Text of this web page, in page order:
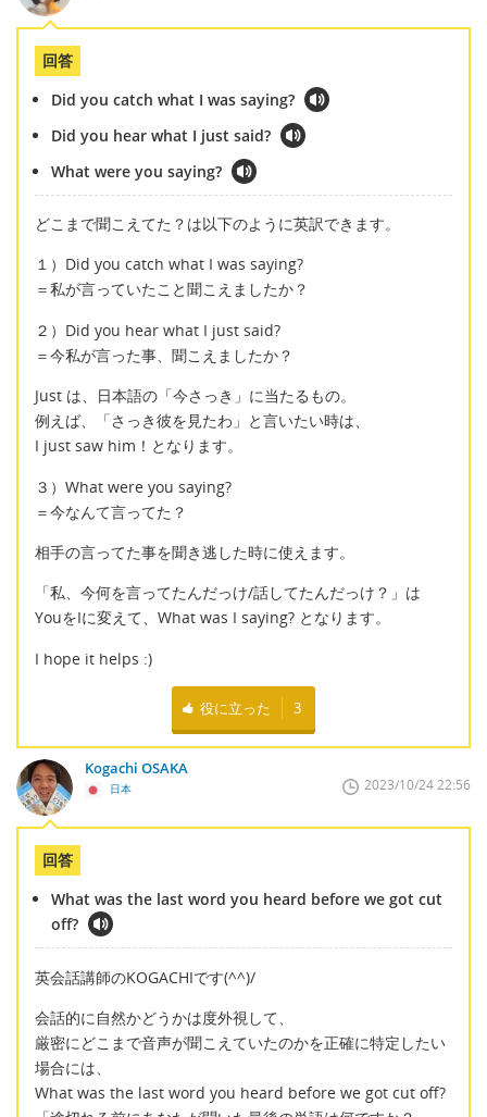
回答
Did you catch what I was saying?
Did you hear what I just said?
What were you saying?
どこまで聞こえてた？は以下のように英訳できます。
１）Did you catch what I was saying?
＝私が言っていたこと聞こえましたか？
２）Did you hear what I just said?
＝今私が言った事、聞こえましたか？
Just は、日本語の「今さっき」に当たるもの。
例えば、「さっき彼を見たわ」と言いたい時は、
I just saw him！となります。
３）What were you saying?
＝今なんて言ってた？
相手の言ってた事を聞き逃した時に使えます。
「私、今何を言ってたんだっけ/話してたんだっけ？」は
YouをIに変えて、What was I saying? となります。
I hope it helps :)
役に立った 3
Kogachi OSAKA
日本 2023/10/24 22:56
回答
What was the last word you heard before we got cut
off?
英会話講師のKOGACHIです(^^)/
会話的に自然かどうかは度外視して、
厳密にどこまで音声が聞こえていたのかを正確に特定したい
場合には、
What was the last word you heard before we got cut off?